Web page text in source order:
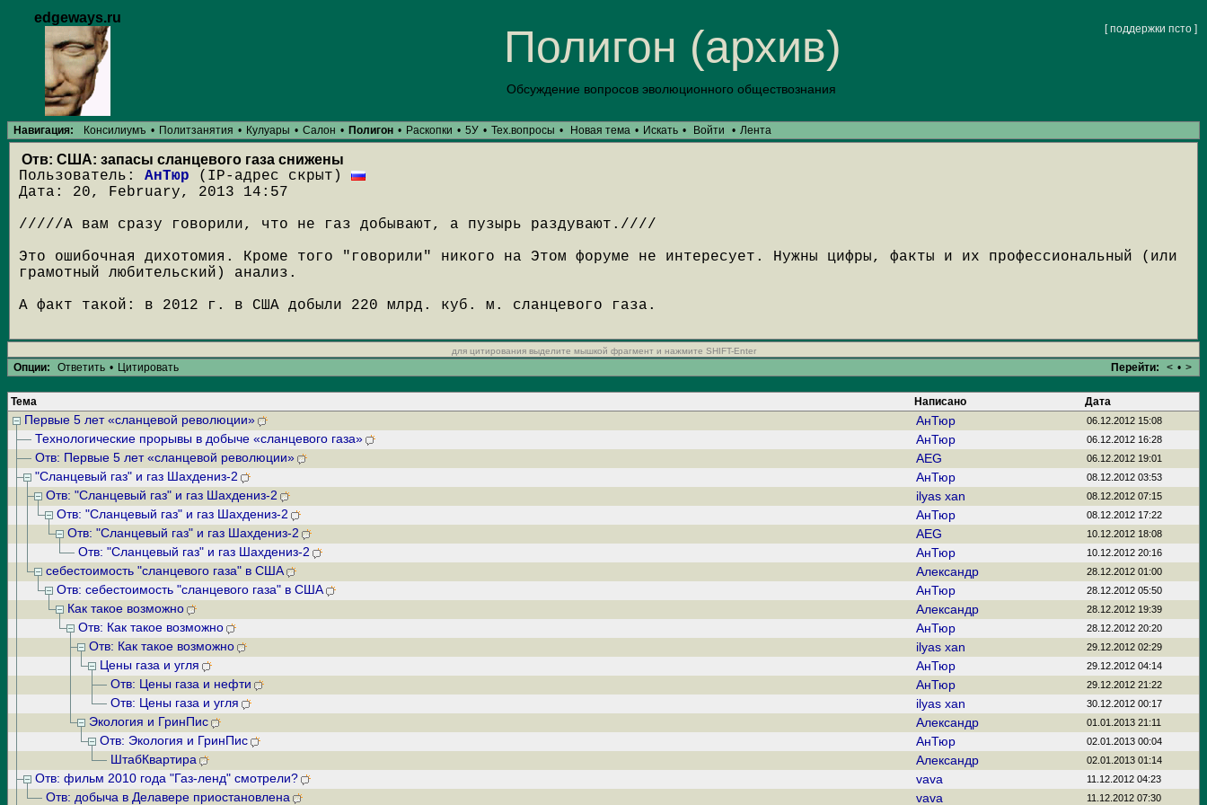
edgeways.ru
Полигон (архив)
Обсуждение вопросов эволюционного обществознания
[ поддержки псто ]
Навигация: Консилиумъ • Политзанятия • Кулуары • Салон • Полигон • Раскопки • 5У • Тех.вопросы • Новая тема • Искать • Войти • Лента
Отв: США: запасы сланцевого газа снижены
Пользователь: АнТюр (IP-адрес скрыт)
Дата: 20, February, 2013 14:57
/////А вам сразу говорили, что не газ добывают, а пузырь раздувают.////
Это ошибочная дихотомия. Кроме того "говорили" никого на Этом форуме не интересует. Нужны цифры, факты и их профессиональный (или
грамотный любительский) анализ.
А факт такой: в 2012 г. в США добыли 220 млрд. куб. м. сланцевого газа.
для цитирования выделите мышкой фрагмент и нажмите SHIFT-Enter
Перейти: < • >
Опции: Ответить • Цитировать
Тема Написано Дата
Первые 5 лет «сланцевой революции» АнТюр 06.12.2012 15:08
Технологические прорывы в добыче «сланцевого газа» АнТюр 06.12.2012 16:28
Отв: Первые 5 лет «сланцевой революции» AEG 06.12.2012 19:01
"Сланцевый газ" и газ Шахдениз-2 АнТюр 08.12.2012 03:53
Отв: "Сланцевый газ" и газ Шахдениз-2 ilyas xan 08.12.2012 07:15
Отв: "Сланцевый газ" и газ Шахдениз-2 АнТюр 08.12.2012 17:22
Отв: "Сланцевый газ" и газ Шахдениз-2 AEG 10.12.2012 18:08
Отв: "Сланцевый газ" и газ Шахдениз-2 АнТюр 10.12.2012 20:16
себестоимость "сланцевого газа" в США Александр 28.12.2012 01:00
Отв: себестоимость "сланцевого газа" в США АнТюр 28.12.2012 05:50
Как такое возможно Александр 28.12.2012 19:39
Отв: Как такое возможно АнТюр 28.12.2012 20:20
Отв: Как такое возможно ilyas xan 29.12.2012 02:29
Цены газа и угля АнТюр 29.12.2012 04:14
Отв: Цены газа и нефти АнТюр 29.12.2012 21:22
Отв: Цены газа и угля ilyas xan 30.12.2012 00:17
Экология и ГринПис Александр 01.01.2013 21:11
Отв: Экология и ГринПис АнТюр 02.01.2013 00:04
ШтабКвартира Александр 02.01.2013 01:14
Отв: фильм 2010 года "Газ-ленд" смотрели? vava 11.12.2012 04:23
Отв: добыча в Делавере приостановлена vava 11.12.2012 07:30